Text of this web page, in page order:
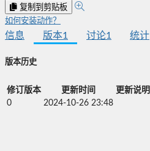
复制到剪贴板
如何安装动作？
信息 版本1 讨论1 统计
版本历史
修订版本 更新时间
更新说明
0
2024-10-26 23:48